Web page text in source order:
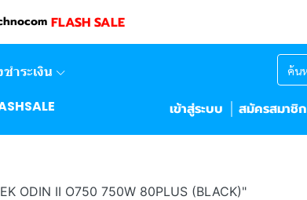
FLASH SALE
ำระเงิน
เข้าสู่ระบบ สมัครสมาชิก
ODIN II O750 750W 80PLUS (BLACK)"